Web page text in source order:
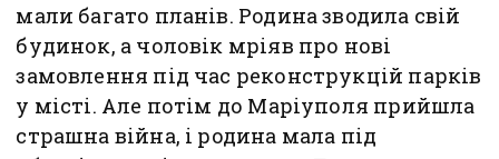
мали багато планів. Родина зводила свій
будинок, а чоловік мріяв про нові
замовлення під час реконструкцій парків
у місті. Але потім до Маріуполя прийшла
страшна війна, і родина мала під